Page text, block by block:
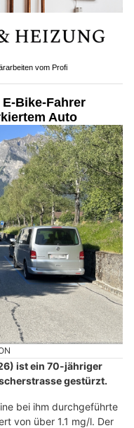
vom Profi
Bike-Fahrer
Auto
ist ein 70-jähriger
gestürzt.
bei ihm durchgeführte
von über 1.1 mg/l. Der